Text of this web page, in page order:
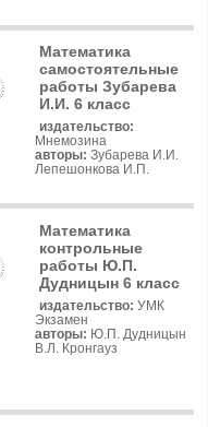
Математика
самостоятельные
работы Зубарева
И.И. 6 класс
издательство:
Мнемозина
авторы: Зубарева И.И.
Лепешонкова И.П.
Математика
контрольные
работы Ю.П.
Дудницын 6 класс
издательство: УМК
Экзамен
авторы: Ю.П. Дудницын
В.Л. Кронгауз